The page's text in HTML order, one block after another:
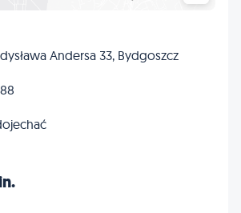
Andersa 33, Bydgoszcz